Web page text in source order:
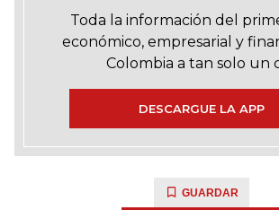
Toda la información del
económico, empresarial y
Colombia a tan solo un
DESCARGUE LA APP
GUARDAR